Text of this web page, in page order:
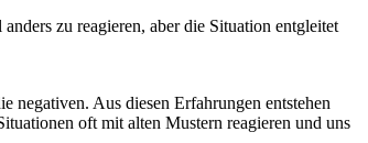
zu reagieren, aber die Situation entgleitet
negativen. Aus diesen Erfahrungen entstehen
oft mit alten Mustern reagieren und uns